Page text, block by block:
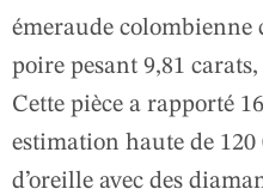
émeraude colombienne
poire pesant 9,81
Cette pièce a rapporté
estimation haute de
d’oreille avec des